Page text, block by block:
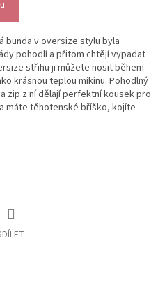
bunda v oversize stylu byla
pohodlí a přitom chtějí vypadat
střihu ji můžete nosit během
krásnou teplou mikinu. Pohodlný
zip z ní dělají perfektní kousek pro
máte těhotenské bříško, kojíte